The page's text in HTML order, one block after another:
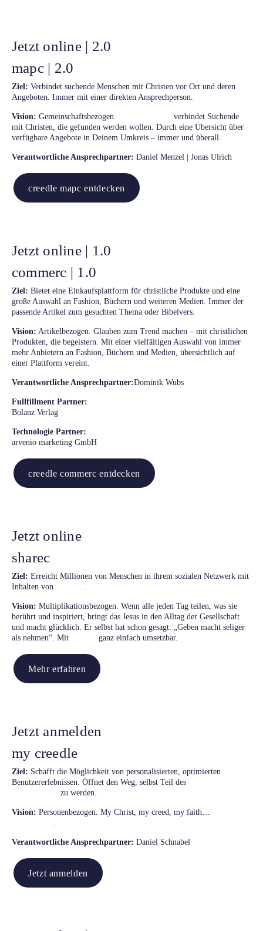
Jetzt online | 2.0
mapc | 2.0
Ziel: Verbindet suchende Menschen mit Christen vor Ort und deren
Angeboten. Immer mit einer direkten Ansprechperson.
Vision: Gemeinschaftsbezogen.
verbindet Suchende
mit Christen, die gefunden werden wollen. Durch eine Übersicht über
verfügbare Angebote in Deinem Umkreis – immer und überall.
Verantwortliche Ansprechpartner: Daniel Menzel | Jonas Ulrich
creedle mapc entdecken
Jetzt online | 1.0
commerc | 1.0
Ziel: Bietet eine Einkaufsplattform für christliche Produkte und eine
große Auswahl an Fashion, Büchern und weiteren Medien. Immer der
passende Artikel zum gesuchten Thema oder Bibelvers.
Vision: Artikelbezogen. Glauben zum Trend machen – mit christlichen
Produkten, die begeistern. Mit einer vielfältigen Auswahl von immer
mehr Anbietern an Fashion, Büchern und Medien, übersichtlich auf
einer Plattform vereint.
Verantwortliche Ansprechpartner:Dominik Wubs
Fullfillment Partner:
Bolanz Verlag
Technologie Partner:
arvenio marketing GmbH
creedle commerc entdecken
Jetzt online
sharec
Ziel: Erreicht Millionen von Menschen in ihrem sozialen Netzwerk mit
Inhalten von
Vision: Multiplikationsbezogen. Wenn alle jeden Tag teilen, was sie
berührt und inspiriert, bringt das Jesus in den Alltag der Gesellschaft
und macht glücklich. Er selbst hat schon gesagt: „Geben macht seliger
als nehmen“. Mit
ganz einfach umsetzbar.
Mehr erfahren
Jetzt anmelden
my creedle
Ziel: Schafft die Möglichkeit von personalisierten, optimierten
Benutzererlebnissen. Öffnet den Weg, selbst Teil des
zu werden.
Vision: Personenbezogen. My Christ, my creed, my faith…
Verantwortliche Ansprechpartner: Daniel Schnabel
Jetzt anmelden